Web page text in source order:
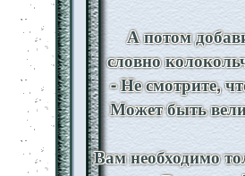
А потом
словно
- Не смотрите,
Может быть
Вам необходимо